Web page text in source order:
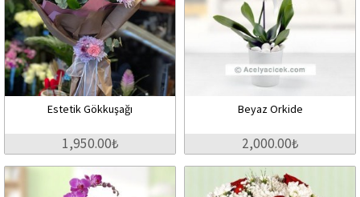
Estetik Gökkuşağı
1,950.00₺
Beyaz Orkide
2,000.00₺